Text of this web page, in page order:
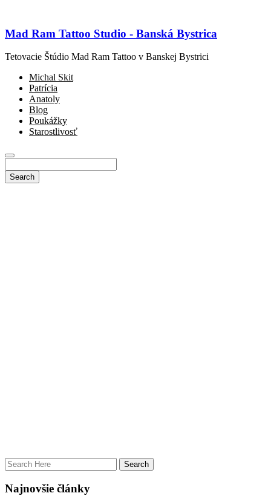
Mad Ram Tattoo Studio - Banská Bystrica
Tetovacie Štúdio Mad Ram Tattoo v Banskej Bystrici
Michal Skit
Patrícia
Anatoly
Blog
Poukážky
Starostlivosť
Najnovšie články